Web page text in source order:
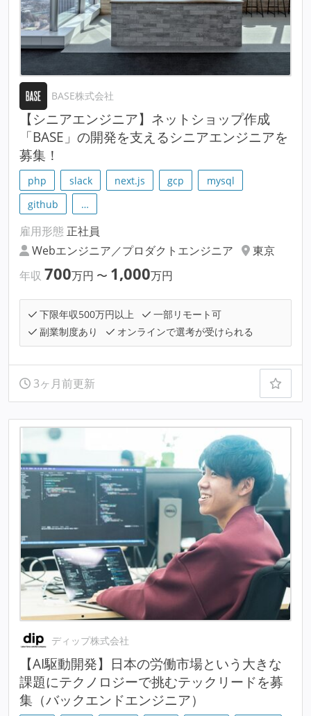
BASE株式会社
【シニアエンジニア】ネットショップ作成
「BASE」の開発を支えるシニアエンジニアを
募集！
php slack next.js gcp
mysql
github
…
雇用形態 正社員
Webエンジニア／プロダクトエンジニア
東京
年収 700万円 〜 1,000万円
下限年収500万円以上
一部リモート可
副業制度あり
オンラインで選考が受けられる
3ヶ月前更新
ディップ株式会社
【AI駆動開発】日本の労働市場という大きな
課題にテクノロジーで挑むテックリードを募
集（バックエンドエンジニア）